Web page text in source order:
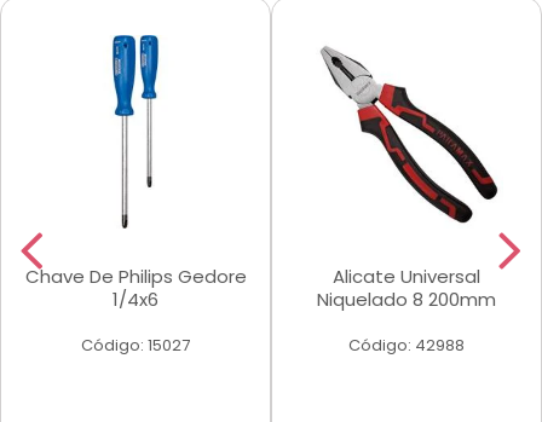
Chave De Philips Gedore
1/4x6
Código: 15027
Alicate Universal
Niquelado 8 200mm
Código: 42988